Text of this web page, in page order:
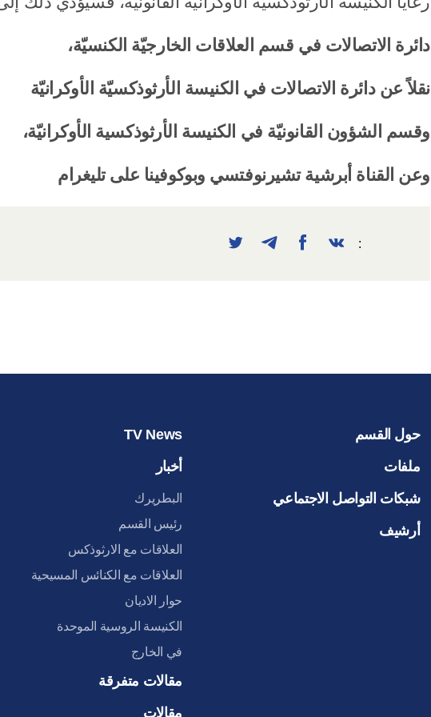
دائرة الاتصالات في قسم العلاقات الخارجيّة الكنسيّة،
نقلاً عن دائرة الاتصالات في الكنيسة الأرثوذكسيّة الأوكرانيّة
وقسم الشؤون القانونيّة في الكنيسة الأرثوذكسية الأوكرانيّة،
وعن القناة أبرشية تشيرنوفتسي وبوكوفينا على تليغرام
:
TV News
أخبار
البطريرك
رئيس القسم
العلاقات مع الارثوذكس
العلاقات مع الكنائس المسيحية
حوار الاديان
الكنيسة الروسية الموحدة
في الخارج
مقالات متفرقة
مقالات
حول القسم
ملفات
شبكات التواصل الاجتماعي
أرشيف